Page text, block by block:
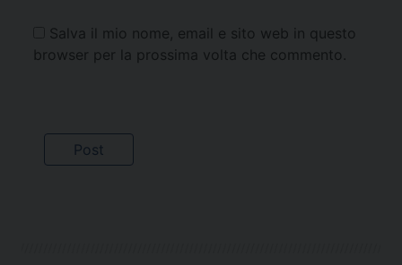
Salva il mio nome, email e sito web in questo
browser per la prossima volta che commento.